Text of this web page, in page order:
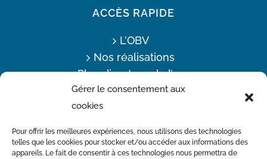
Gérer le consentement aux
cookies
Pour offrir les meilleures expériences, nous utilisons des technologies
telles que les cookies pour stocker et/ou accéder aux informations des
appareils. Le fait de consentir à ces technologies nous permettra de
ACCÈS RAPIDE
L’OBV
Nos réalisations
Plan directeur de l’eau
Offres d’emploi